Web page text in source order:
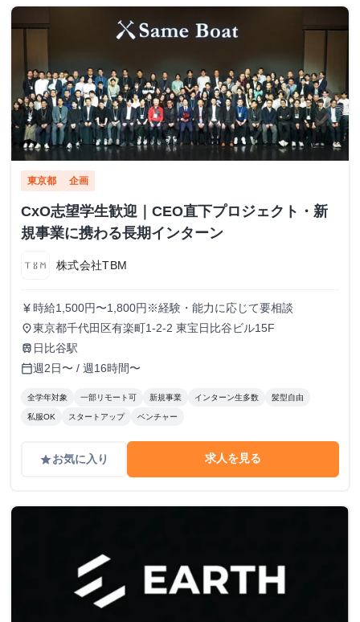
東京都 企画
CxO志望学生歓迎｜CEO直下プロジェクト・新
規事業に携わる長期インターン
株式会社TBM
currency_yen 時給1,500円〜1,800円※経験・能力に応じて要相談
place東京都千代田区有楽町1-2-2 東宝日比谷ビル15F
train 日比谷駅
calendar_today週2日〜 / 週16時間〜
全学年対象 一部リモート可 新規事業 インターン生多数 髪型自由
私服OK スタートアップ ベンチャー
gradeお気に入り 求人を見る